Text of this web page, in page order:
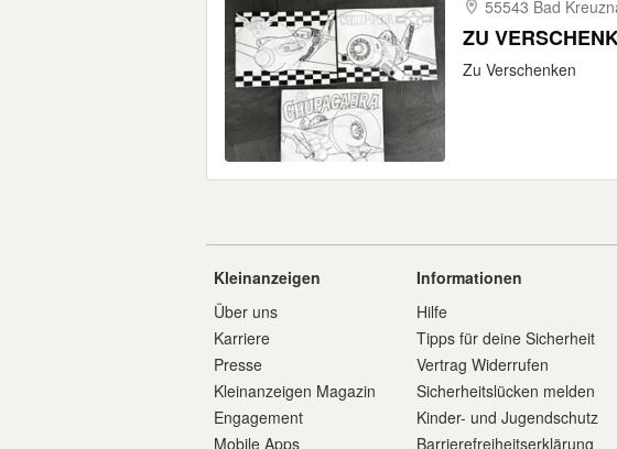
55543 Bad
ZU
Zu Verschenken
Kleinanzeigen
Über uns
Karriere
Presse
Kleinanzeigen Magazin
Engagement
Mobile Apps
Informationen
Hilfe
Tipps für deine Sicherheit
Vertrag Widerrufen
Sicherheitslücken melden
Kinder- und Jugendschutz
Barrierefreiheitserklärung